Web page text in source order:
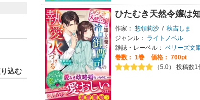
込む
ひたむき天然令嬢は
作家： 惣領莉沙 / 秋吉しま
ジャンル：
ライトノベル
雑誌・レーベル： ベリーズ文
巻数： 1巻
価格： 760pt
（5.0） 投稿数1